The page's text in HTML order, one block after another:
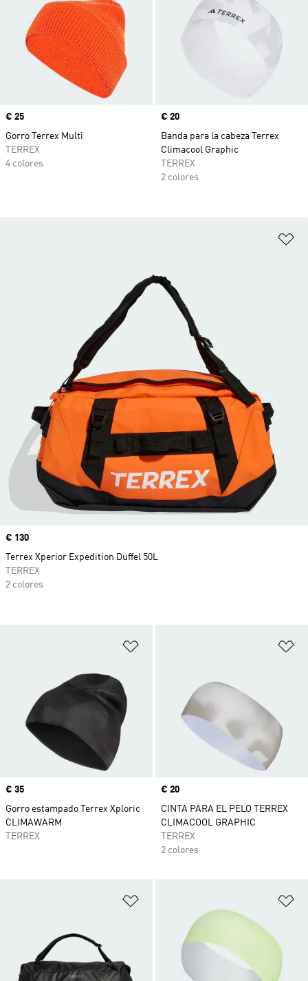
Precio
€ 25
Gorro Terrex Multi
TERREX
4 colores
Precio
€ 20
Banda para la cabeza Terrex
Climacool Graphic
TERREX
2 colores
Precio
€ 35
Gorro estampado Terrex Xploric
CLIMAWARM
TERREX
Precio
€ 20
CINTA PARA EL PELO TERREX
CLIMACOOL GRAPHIC
TERREX
2 colores
Precio
€ 130
Terrex Xperior Expedition Duffel 50L
TERREX
2 colores